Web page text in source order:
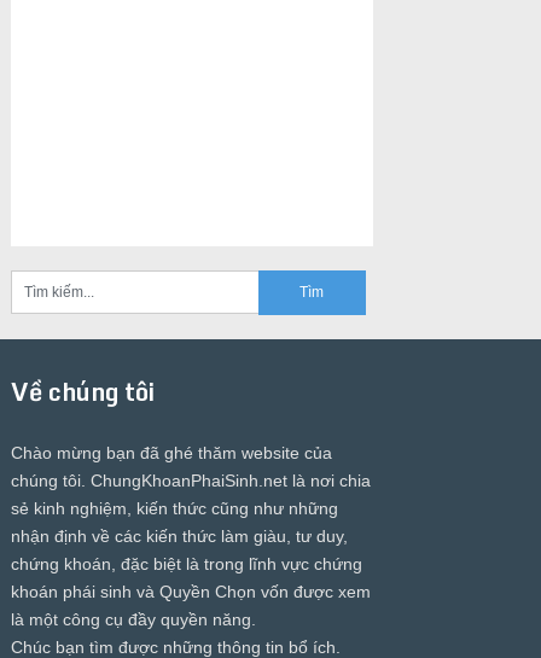
Về chúng tôi
Chào mừng bạn đã ghé thăm website của
chúng tôi. ChungKhoanPhaiSinh.netlà nơi chia
sẻ kinh nghiệm, kiến thức cũng như những
nhận định về các kiến thức làm giàu, tư duy,
chứng khoán, đặc biệt là trong lĩnh vực chứng
khoán phái sinh và Quyền Chọn vốn được xem
là một công cụ đầy quyền năng.
Chúc bạn tìm được những thông tin bổ ích.